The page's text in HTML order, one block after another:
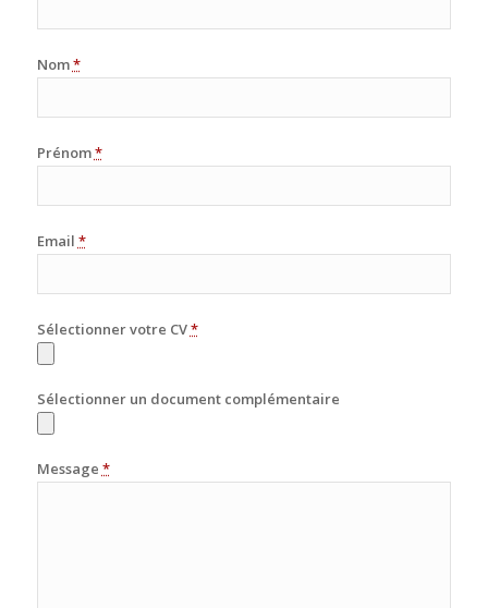
Nom*
Prénom*
Email *
Sélectionner votre CV*
Sélectionner un document complémentaire
Message *